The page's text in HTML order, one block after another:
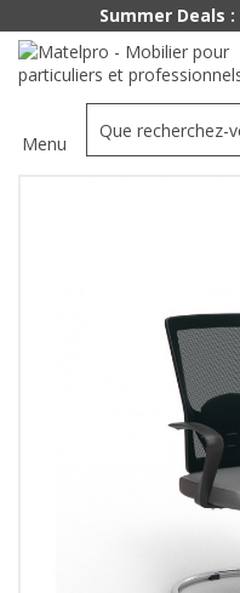
Menu
Summer Deals :